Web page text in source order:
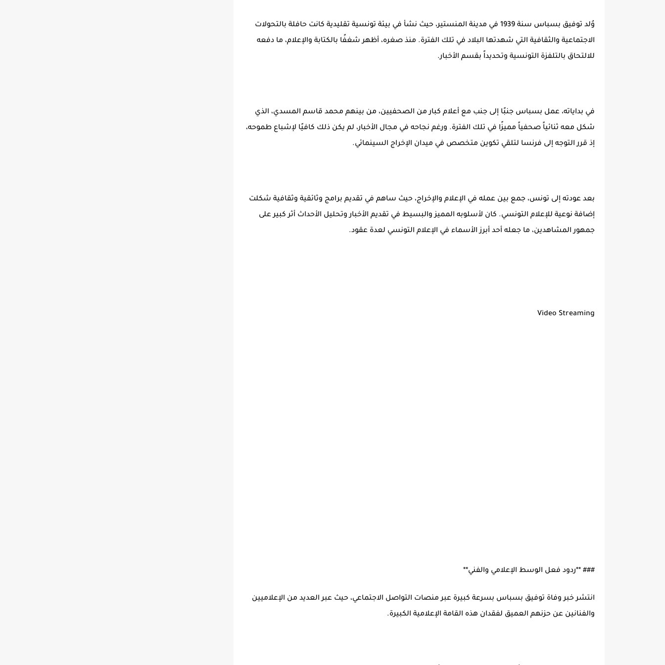
وُلد توفيق بسباس سنة 1939 في مدينة المنستير، حيث نشأ في بيئة تونسية تقليدية كانت حافلة بالتحولات
الاجتماعية والثقافية التي شهدتها البلاد في تلك الفترة. منذ صغره، أظهر شغفًا بالكتابة والإعلام، ما دفعه
للالتحاق بالتلفزة التونسية وتحديداً بقسم الأخبار.
في بداياته، عمل بسباس جنبًا إلى جنب مع أعلام كبار من الصحفيين، من بينهم محمد قاسم المسدي، الذي
شكل معه ثنائياً صحفياً مميزًا في تلك الفترة. ورغم نجاحه في مجال الأخبار، لم يكن ذلك كافيًا لإشباع طموحه،
إذ قرر التوجه إلى فرنسا لتلقي تكوين متخصص في ميدان الإخراج السينمائي.
بعد عودته إلى تونس، جمع بين عمله في الإعلام والإخراج، حيث ساهم في تقديم برامج وثائقية وثقافية شكلت
إضافة نوعية للإعلام التونسي. كان لأسلوبه المميز والبسيط في تقديم الأخبار وتحليل الأحداث أثر كبير على
جمهور المشاهدين، ما جعله أحد أبرز الأسماء في الإعلام التونسي لعدة عقود.
Video Streaming
### **ردود فعل الوسط الإعلامي والفني**
انتشر خبر وفاة توفيق بسباس بسرعة كبيرة عبر منصات التواصل الاجتماعي، حيث عبر العديد من الإعلاميين
والفنانين عن حزنهم العميق لفقدان هذه القامة الإعلامية الكبيرة.